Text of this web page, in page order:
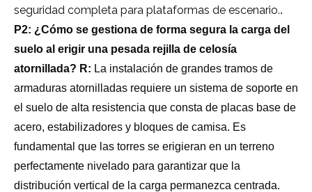
seguridad completa para plataformas de escenario..
P2: ¿Cómo se gestiona de forma segura la carga del
suelo al erigir una pesada rejilla de celosía
atornillada? R: La instalación de grandes tramos de
armaduras atornilladas requiere un sistema de soporte en
el suelo de alta resistencia que consta de placas base de
acero, estabilizadores y bloques de camisa. Es
fundamental que las torres se erigieran en un terreno
perfectamente nivelado para garantizar que la
distribución vertical de la carga permanezca centrada.